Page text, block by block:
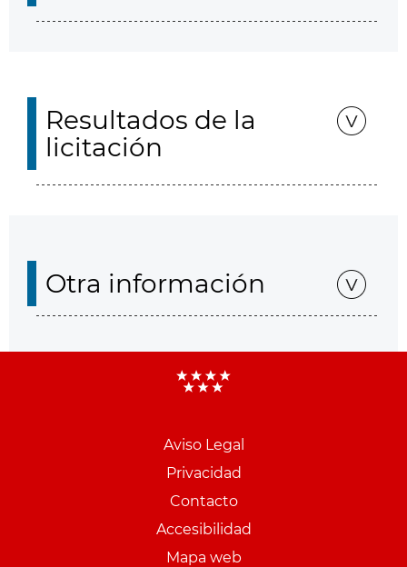
Resultados de la
licitación
Otra información
Aviso Legal
Privacidad
Contacto
Accesibilidad
Mapa web